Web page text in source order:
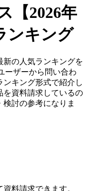
【2026年
キング
の人気ランキングを
ザーから問い合わ
キング形式で紹介し
資料請求しているの
の参考になりま
料請求できます。